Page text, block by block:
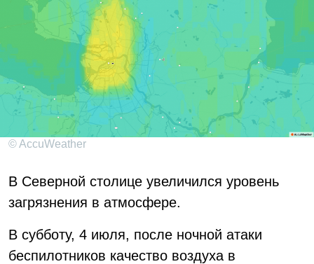
© AccuWeather
В Северной столице увеличился уровень
загрязнения в атмосфере.
В субботу, 4 июля, после ночной атаки
беспилотников качество воздуха в